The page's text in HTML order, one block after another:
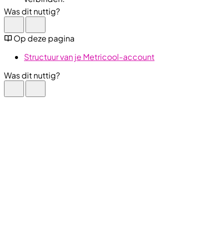
Was dit nuttig?
Op deze pagina
Structuur van je Metricool-account
Was dit nuttig?